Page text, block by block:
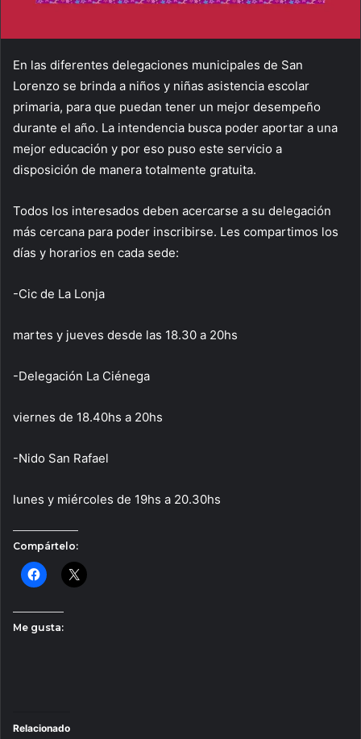
En las diferentes delegaciones municipales de San
Lorenzo se brinda a niños y niñas asistencia escolar
primaria, para que puedan tener un mejor desempeño
durante el año. La intendencia busca poder aportar a una
mejor educación y por eso puso este servicio a
disposición de manera totalmente gratuita.
Todos los interesados deben acercarse a su delegación
más cercana para poder inscribirse. Les compartimos los
días y horarios en cada sede:
-Cic de La Lonja
martes y jueves desde las 18.30 a 20hs
-Delegación La Ciénega
viernes de 18.40hs a 20hs
-Nido San Rafael
lunes y miércoles de 19hs a 20.30hs
Compártelo:
Me gusta:
Relacionado